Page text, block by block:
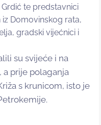
te predstavnici
Domovinskog rata,
gradski vijećnici i
su svijeće i na
prije polaganja
s krunicom, isto je